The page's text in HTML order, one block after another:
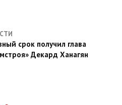
срок получил глава
Декард Ханагян